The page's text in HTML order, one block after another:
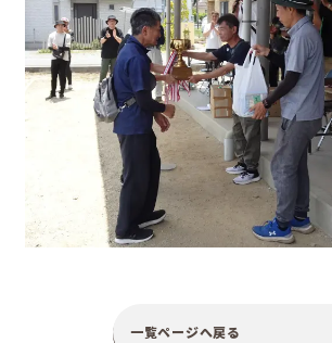
一覧ページへ戻る